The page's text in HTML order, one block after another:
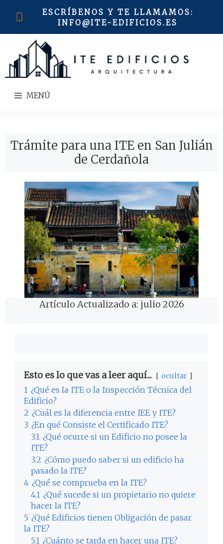
ESCRÍBENOS Y TE LLAMAMOS:
INFO@ITE-EDIFICIOS.ES
MENÚ
Trámite para una ITE en San Julián
de Cerdañola
Artículo Actualizado a: julio 2026
Esto es lo que vas a leer aquí... ocultar
1 ¿Qué es la ITE o la Inspección Técnica del
Edificio?
2 ¿Cuál es la diferencia entre IEE y ITE?
3 ¿En qué Consiste el Certificado ITE?
3.1 ¿Qué ocurre si un Edificio no posee la
ITE?
3.2 ¿Cómo puedo saber si un edificio ha
pasado la ITE?
4 ¿Qué se comprueba en la ITE?
4.1 ¿Qué sucede si un propietario no quiere
hacer la ITE?
5 ¿Qué Edificios tienen Obligación de pasar
la ITE?
5.1 ¿Cuánto se tarda en hacer una ITE?